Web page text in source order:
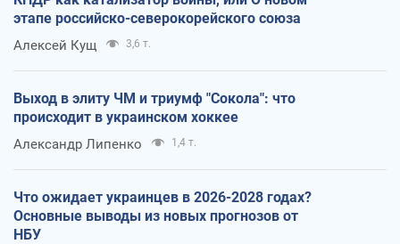
этапе российско-северокорейского союза
Алексей Кущ 3,6 т.
Выход в элиту ЧМ и триумф "Сокола": что
происходит в украинском хоккее
Александр Липенко 1,4 т.
Что ожидает украинцев в 2026-2028 годах?
Основные выводы из новых прогнозов от
НБУ